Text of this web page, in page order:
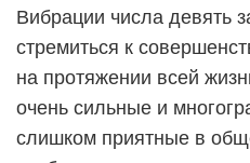
Вибрации числа девять
стремиться к
на протяжении всей
очень сильные и
слишком приятные в